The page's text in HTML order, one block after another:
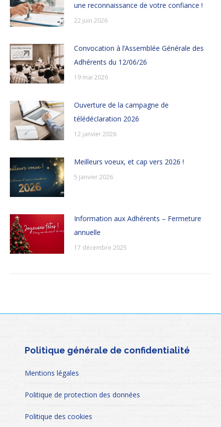
une reconnaissance de votre confiance !
22 juin 2026
Convocation à l’Assemblée Générale des
Adhérents du 12/06/26
19 mai 2026
Ouverture de la campagne de
télédéclaration 2026
12 janvier 2026
Meilleurs voeux, et cap vers 2026 !
5 janvier 2026
Information aux Adhérents – Fermeture
annuelle
17 décembre 2025
Politique générale de confidentialité
Mentions légales
Politique de protection des données
Politique des cookies